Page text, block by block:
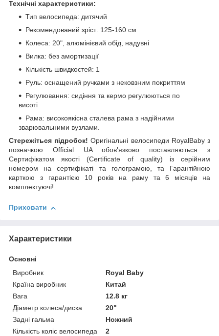
Технічні характеристики:
Тип велосипеда: дитячий
Рекомендований зріст: 125-160 см
Колеса: 20", алюмінієвий обід, надувні
Вилка: без амортизації
Кількість швидкостей: 1
Руль: оснащений ручками з нековзним покриттям
Регулювання: сидіння та кермо регулюються по
висоті
Рама: високоякісна сталева рама з надійними
зварювальними вузлами.
Стережіться підробок!Оригінальні велосипеди RoyalBaby з
позначкою Official UA обов'язково поставляються з
Сертифікатом якості (Certificate of quality) із серійним
номером на сертифікаті та голограмою, та Гарантійною
карткою з гарантією 10 років на раму та 6 місяців на
комплектуючі!
Приховати
Характеристики
Основні
Виробник
Royal Baby
Країна виробник
Китай
Вага
12.8 кг
Діаметр колеса/диска
20"
Задні гальма
Ножний
Кількість коліс велосипеда
2